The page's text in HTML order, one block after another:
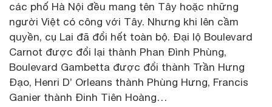
các phố Hà Nội đều mang tên Tây hoặc những
người Việt có công với Tây. Nhưng khi lên cầm
quyền, cụ Lai đã đổi hết toàn bộ. Đại lộ Boulevard
Carnot được đổi lại thành Phan Đình Phùng,
Boulevard Gambetta được đổi thành Trần Hưng
Đạo, Henri D’ Orleans thành Phùng Hưng, Francis
Ganier thành Đinh Tiên Hoàng…